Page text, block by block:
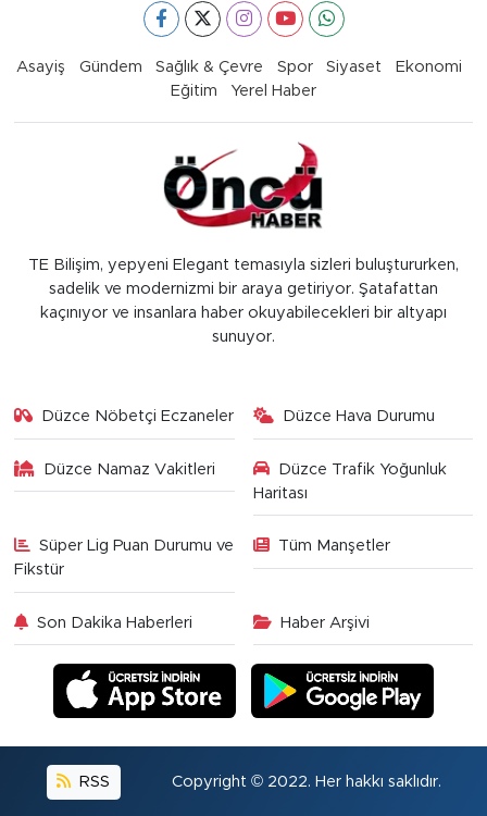
Asayiş Gündem Sağlık & Çevre Spor Siyaset
Ekonomi
Eğitim
Yerel Haber
TE Bilişim, yepyeni Elegant temasıyla sizleri buluştururken,
sadelik ve modernizmi bir araya getiriyor. Şatafattan
kaçınıyor ve insanlara haber okuyabilecekleri bir altyapı
sunuyor.
Düzce Nöbetçi Eczaneler Düzce Hava Durumu
Düzce Namaz Vakitleri
Düzce Trafik Yoğunluk
Haritası
Süper Lig Puan Durumu ve
Fikstür
Tüm Manşetler
Son Dakika Haberleri Haber Arşivi
RSS Copyright © 2022. Her hakkı saklıdır.